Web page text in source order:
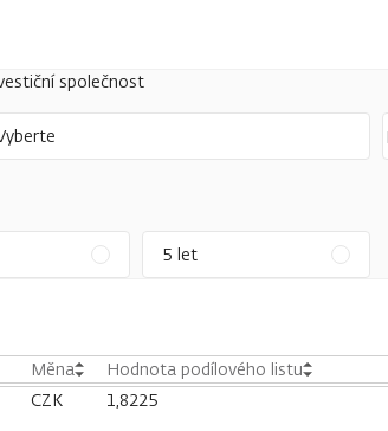
společnost
5 let
Měna Hodnota podílového listu
CZK 1,8225